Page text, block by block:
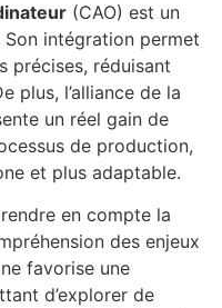
(CAO) est un
Son intégration permet
précises, réduisant
plus, l’alliance de la
un réel gain de
de production,
et plus adaptable.
en compte la
des enjeux
favorise une
d’explorer de